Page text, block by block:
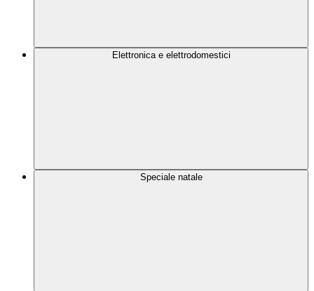
Elettronica e elettrodomestici
Speciale natale